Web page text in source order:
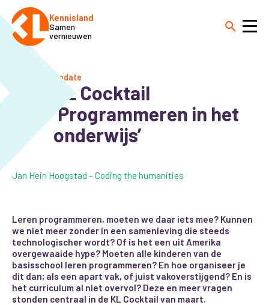
Kennisland
Samen
vernieuwen
Update
KL Cocktail
‘Programmeren in het
onderwijs’
Jan Hein Hoogstad – Coding the humanities
Leren programmeren, moeten we daar iets mee? Kunnen
we niet meer zonder in een samenleving die steeds
technologischer wordt? Of is het een uit Amerika
overgewaaide hype? Moeten alle kinderen van de
basisschool leren programmeren? En hoe organiseer je
dit dan; als een apart vak, of juist vakoverstijgend? En is
het curriculum al niet overvol? Deze en meer vragen
stonden centraal in de KL Cocktail van maart.